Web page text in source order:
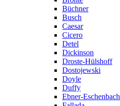
Büchner
Busch
Caesar
Cicero
Detel
Dickinson
Droste-Hülshoff
Dostojewski
Doyle
Duffy
Ebner-Eschenbach